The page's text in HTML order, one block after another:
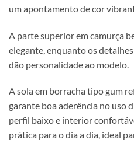
um apontamento de cor
A parte superior em camurça
elegante, enquanto os
dão personalidade ao modelo.
A sola em borracha tipo gum
garante boa aderência no uso
perfil baixo e interior
prática para o dia a dia, ideal